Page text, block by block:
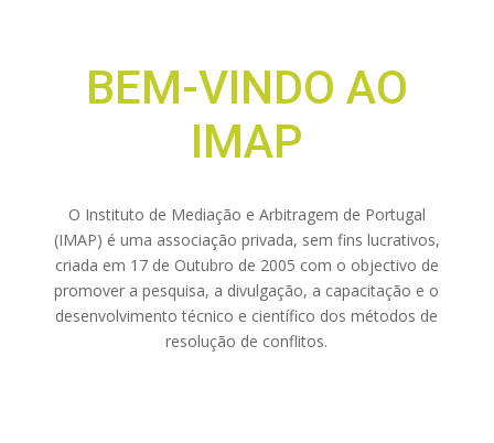
BEM-VINDO AO
IMAP
O Instituto de Mediação e Arbitragem de Portugal
(IMAP) é uma associação privada, sem fins lucrativos,
criada em 17 de Outubro de 2005 com o objectivo de
promover a pesquisa, a divulgação, a capacitação e o
desenvolvimento técnico e científico dos métodos de
resolução de conflitos.